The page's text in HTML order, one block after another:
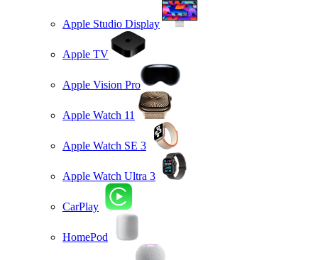
Apple Studio Display
Apple TV
Apple Vision Pro
Apple Watch 11
Apple Watch SE 3
Apple Watch Ultra 3
CarPlay
HomePod